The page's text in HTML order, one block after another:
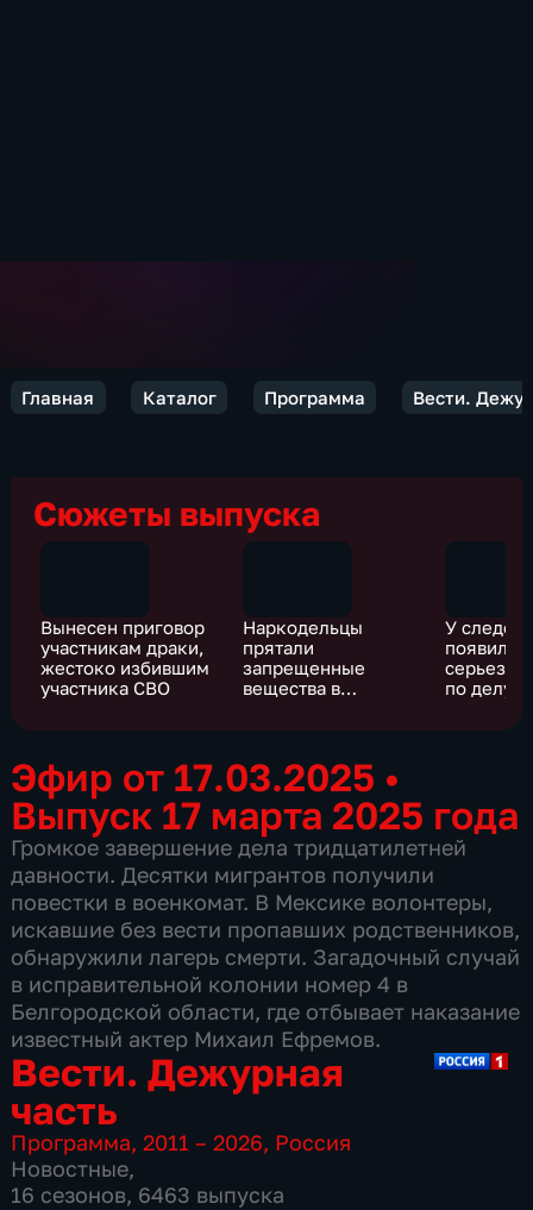
Главная Каталог Программа Вести.
Сюжеты выпуска
Вынесен приговор
участникам драки,
жестоко избившим
участника СВО
Наркодельцы
прятали
запрещенные
вещества в
У
по делу
Эфир от 17.03.2025 •
Выпуск 17 марта 2025 года
Громкое завершение дела тридцатилетней
давности. Десятки мигрантов получили
повестки в военкомат. В Мексике волонтеры,
искавшие без вести пропавших родственников,
обнаружили лагерь смерти. Загадочный случай
в исправительной колонии номер 4 в
Белгородской области, где отбывает наказание
известный актер Михаил Ефремов.
Вести. Дежурная
часть
Программа,2011 – 2026, Россия
Новостные,
16 сезонов, 6463 выпуска